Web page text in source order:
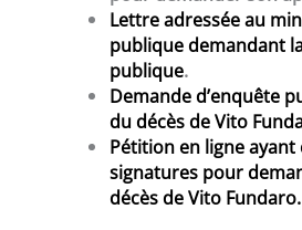
Lettre adressée au
publique demandant
publique.
Demande d’enquête
du décès de Vito
Pétition en ligne
signatures pour
décès de Vito Fundaro.